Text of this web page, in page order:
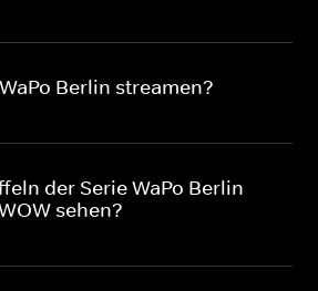
Berlin streamen?
der Serie WaPo Berlin
sehen?